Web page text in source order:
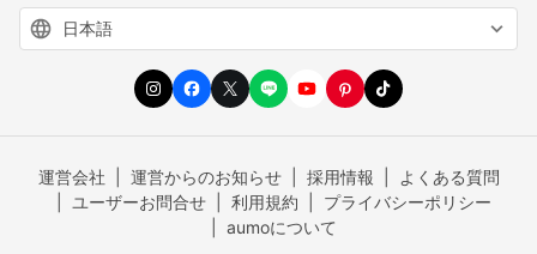
運営会社 運営からのお知らせ 採用情報
よくある質問
ユーザーお問合せ
利用規約
プライバシーポリシー
aumoについて